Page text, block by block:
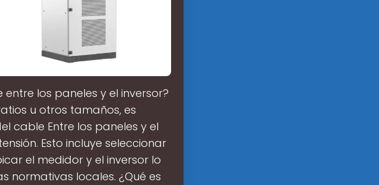
los paneles y el inversor?
u otros tamaños, es
cable Entre los paneles y el
Esto incluye seleccionar
el medidor y el inversor lo
normativas locales. ¿Qué es